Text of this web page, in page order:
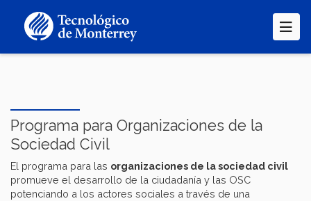
contenido
Programa para Organizaciones de la
Sociedad Civil
El programa para las organizaciones de la sociedad civil
promueve el desarrollo de la ciudadanía y las OSC
potenciando a los actores sociales a través de una